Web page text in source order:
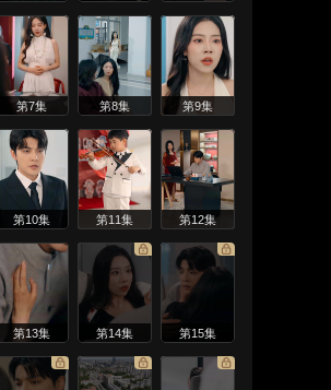
第7集 第8集 第9集
第10集 第11集 第12集
第13集 第14集 第15集